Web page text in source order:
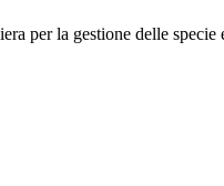
per la gestione delle